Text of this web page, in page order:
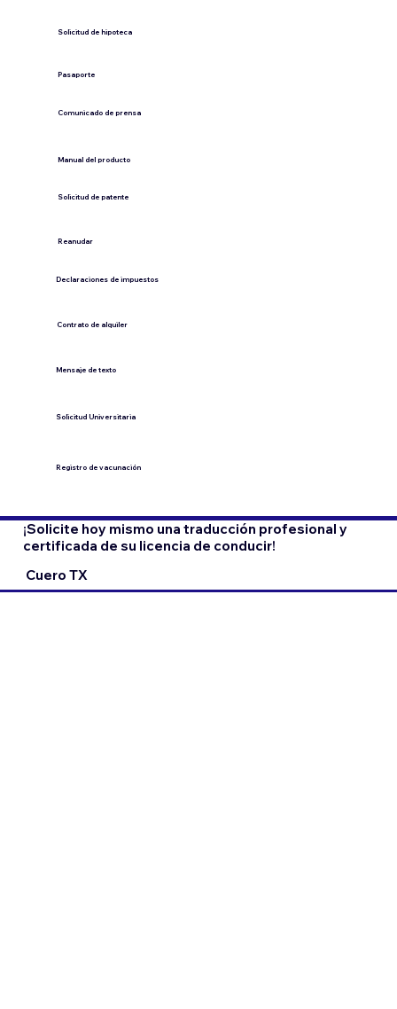
Solicitud de hipoteca
Pasaporte
Comunicado de prensa
​Manual del producto
​Solicitud de patente
Contrato de alquiler
​Reanudar
Declaraciones de impuestos
​Mensaje de texto
​Solicitud Universitaria
Registro de vacunación
¡Solicite hoy mismo una traducción profesional y
certificada de su licencia de conducir!
Cuero TX